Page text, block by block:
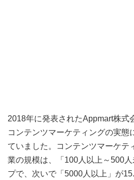
2018年に発表されたAppmart株式
コンテンツマーケティングの実態
ていました。コンテンツマーケテ
業の規模は、「100人以上～500
プで、次いで「5000人以上」が